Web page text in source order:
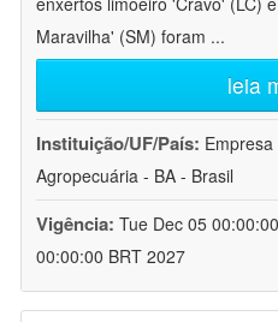
Maravilha' (SM) foram ...
leia
Instituição/UF/País:
Agropecuária - BA - Brasil
Vigência: Tue Dec 05
00:00:00 BRT 2027